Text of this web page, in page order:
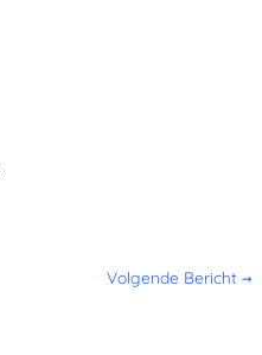
Volgende Bericht →